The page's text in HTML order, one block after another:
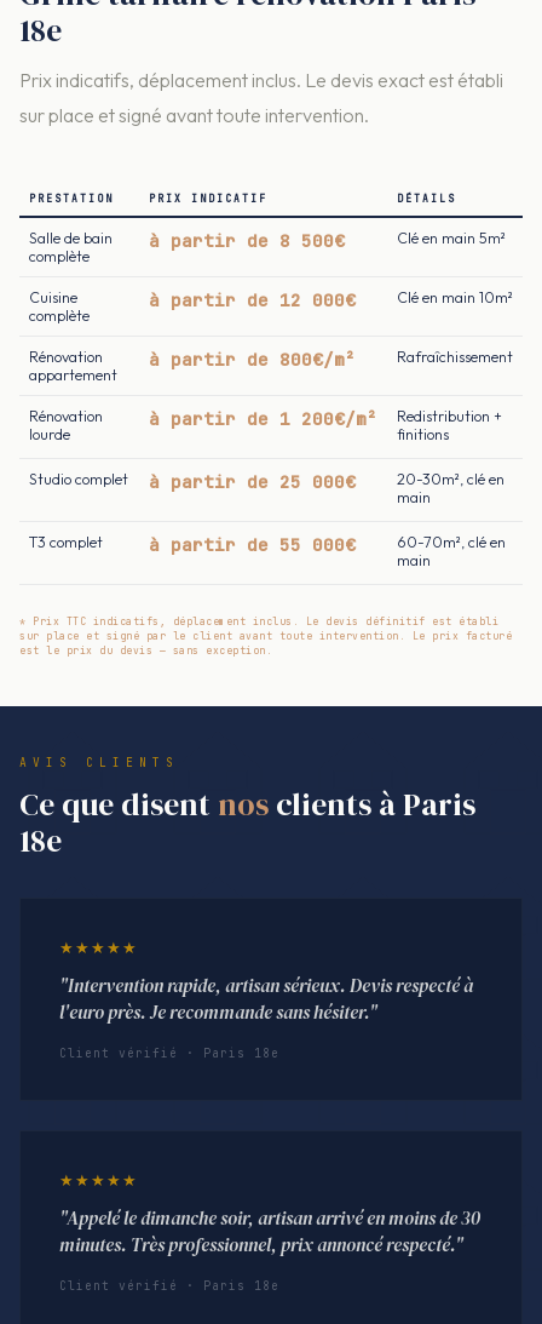
18e
Prix indicatifs, déplacement inclus. Le devis exact est établi
sur place et signé avant toute intervention.
PRESTATION PRIX INDICATIF DÉTAILS
Salle de bain
complète
à partir de 8 500€ Clé en main 5m²
Cuisine
complète
à partir de 12 000€ Clé en main 10m²
Rénovation
appartement
à partir de 800€/m² Rafraîchissement
Rénovation
lourde
à partir de 1 200€/m²
Redistribution +
finitions
Studio complet à partir de 25 000€
20-30m², clé en
main
T3 complet à partir de 55 000€
60-70m², clé en
main
* Prix TTC indicatifs, déplacement inclus. Le devis définitif est établi
sur place et signé par le client avant toute intervention. Le prix facturé
est le prix du devis — sans exception.
AVIS CLIENTS
Ce que disent nosclients à Paris
18e
★★★★★
"Intervention rapide, artisan sérieux. Devis respecté à
l'euro près. Je recommande sans hésiter."
Client vérifié · Paris 18e
★★★★★
"Appelé le dimanche soir, artisan arrivé en moins de 30
minutes. Très professionnel, prix annoncé respecté."
Client vérifié · Paris 18e